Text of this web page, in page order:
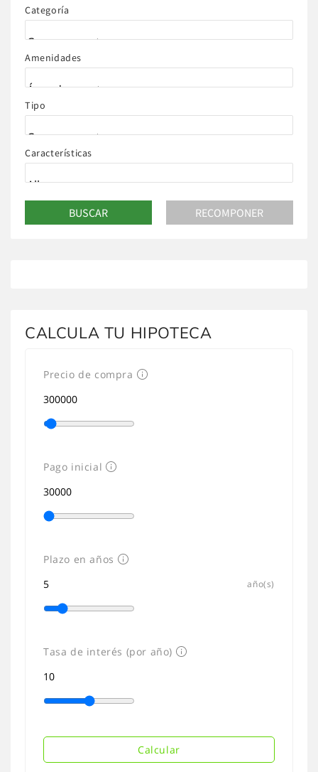
Categoría
Amenidades
Tipo
Características
CALCULA TU HIPOTECA
Precio de compra
Pago inicial
Plazo en años
año(s)
Tasa de interés (por año)
Calcular